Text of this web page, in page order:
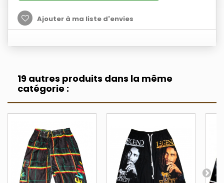
Ajouter à ma liste d'envies
19 autres produits dans la même
catégorie :